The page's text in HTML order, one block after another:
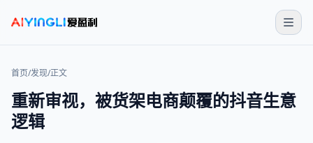
首页/发现/正文
重新审视，被货架电商颠覆的抖音生意
逻辑